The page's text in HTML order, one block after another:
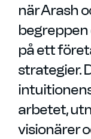
när Arash
på ett
strategier.
arbetet,
visionärer